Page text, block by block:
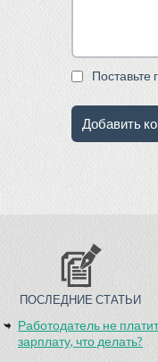
Поставьте
ПОСЛЕДНИЕ СТАТЬИ
Работодатель не платит
зарплату, что делать?